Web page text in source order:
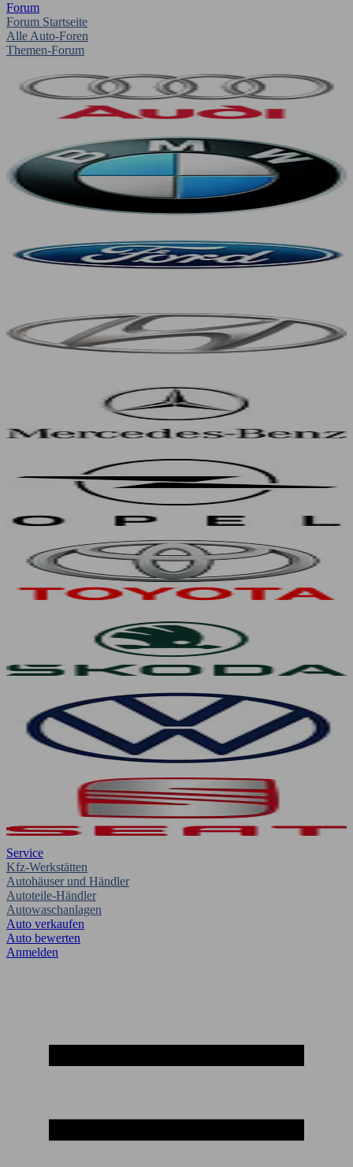
Forum
Forum Startseite
Alle Auto-Foren
Themen-Forum
Service
Kfz-Werkstätten
Autohäuser und Händler
Autoteile-Händler
Autowaschanlagen
Auto verkaufen
Auto bewerten
Anmelden